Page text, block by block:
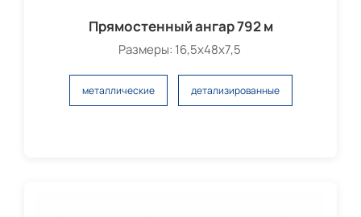
Прямостенный ангар 792 м
Размеры: 16,5х48х7,5
металлические детализированные